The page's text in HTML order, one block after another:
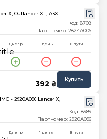
X, Outlander XL, ASX
Код: 8708
Партномер: 2824A006
Днепр 1 день В пути
392 ₴ Купить
- 2920A096 Lancer X,
Код: 8989
Партномер: 2920A096
Днепр 1 день В пути